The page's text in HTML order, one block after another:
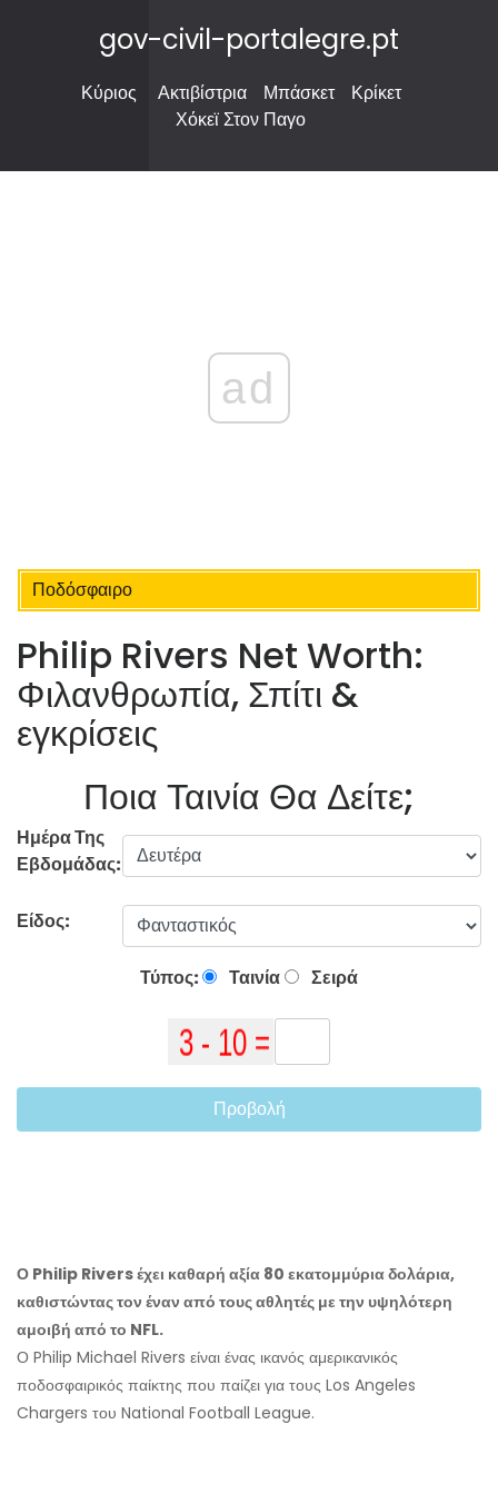
gov-civil-portalegre.pt
Κύριος Ακτιβίστρια Μπάσκετ
Κρίκετ
Χόκεϊ Στον Παγο
ad
Ποδόσφαιρο
Philip Rivers Net Worth:
Φιλανθρωπία, Σπίτι &
εγκρίσεις
Ποια Ταινία Θα Δείτε;
Ημέρα Της
Εβδομάδας:
Είδος:
Τύπος: Ταινία Σειρά
Προβολή
Ο Philip Rivers έχει καθαρή αξία 80 εκατομμύρια δολάρια,
καθιστώντας τον έναν από τους αθλητές με την υψηλότερη
αμοιβή από το NFL.
Ο Philip Michael Rivers είναι ένας ικανός αμερικανικός
ποδοσφαιρικός παίκτης που παίζει για τους Los Angeles
Chargers του National Football League.